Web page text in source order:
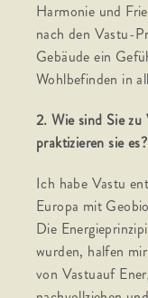
Harmonie und
nach den Vastu-
Gebäude ein
Wohlbefinden in
2. Wie sind Sie zu
praktizieren sie es?
Ich habe Vastu
Europa mit
Die
wurden, halfen
von Vastuauf